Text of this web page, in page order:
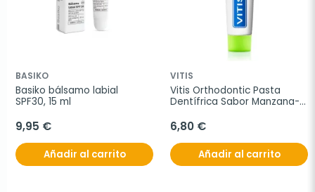
BASIKO
Basiko bálsamo labial
SPF30, 15 ml
9,95 €
Añadir al carrito
VITIS
Vitis Orthodontic Pasta
Dentífrica Sabor Manzana-
6,80 €
Añadir al carrito